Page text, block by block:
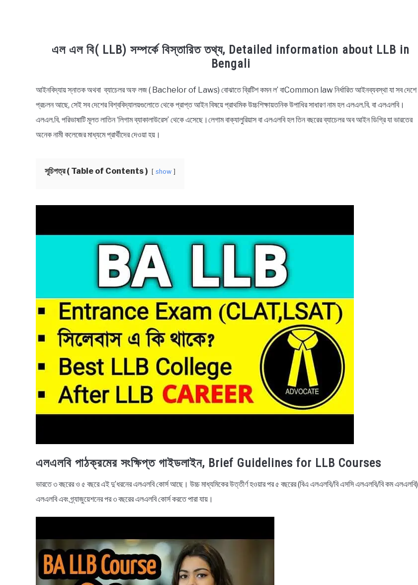
এল এল বি( LLB) সম্পর্কে বিস্তারিত তথ্য, Detailed information about LLB in
Bengali
in
General
আইনবিদ্যায় স্নাতক অথবা ব্যাচেলর অফ লজ ( Bachelor of Laws) বোঝাতে ব্রিটিশ কমন ল’ বাCommon law নির্ধারিত আইনব্যবস্থা যা সব দেশে
প্রচলন আছে, সেই সব দেশের বিশ্ববিদ্যালয়গুলোতে থেকে প্রাপ্ত আইন বিষয়ে প্রাথমিক উচ্চশিক্ষায়তনিক উপাধির সাধারণ নাম হল এলএল.বি. বা এলএলবি।
এলএল.বি. পরিভাষাটি মূলত লাতিন ‘লিগাম ব্যাকালাউরেস’ থেকে এসেছে।লেগাম বাক্যালুরিয়াস বা এলএলবি হল তিন বছরের ব্যাচেলর অব আইন ডিগ্রি যা ভারতের
অনেক নামী কলেজের মাধ্যমে প্রার্থীদের দেওয়া হয়।
সূচিপত্র ( Table of Contents ) show
এলএলবি পাঠক্রমের সংক্ষিপ্ত গাইডলাইন, Brief Guidelines for LLB Courses
ভারতে ৩ বছরের ও ৫ বছরে এই দু’ধরনের এলএলবি কোর্স আছে। উচ্চ মাধ্যমিকের উত্তীর্ণ হওয়ার পর ৫ বছরের (বিএ এলএলবি/বি এসসি এলএলবি/বি কম এলএলবি)
এলএলবি এবং গ্র্যাজুয়েশনের পর ৩ বছরের এলএলবি কোর্স করতে পারা যায়।